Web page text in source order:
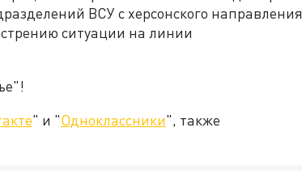
ВСУ с херсонского направления
ситуации на линии
" и "Одноклассники", также